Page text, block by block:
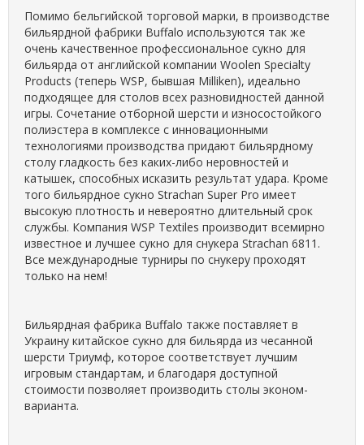
Помимо бельгийской торговой марки, в производстве
бильярдной фабрики Buffalo используются так же
очень качественное профессиональное сукно для
бильярда от английской компании Woolen Specialty
Products (теперь WSP, бывшая Milliken), идеально
подходящее для столов всех разновидностей данной
игры. Сочетание отборной шерсти и износостойкого
полиэстера в комплексе с инновационными
технологиями производства придают бильярдному
столу гладкость без каких-либо неровностей и
катышек, способных исказить результат удара. Кроме
того бильярдное сукно Strachan Super Pro имеет
высокую плотность и невероятно длительный срок
службы. Компания WSP Textiles производит всемирно
известное и лучшее сукно для снукера Strachan 6811.
Все международные турниры по снукеру проходят
только на нем!
Бильярдная фабрика Buffalo также поставляет в
Украину китайское сукно для бильярда из чесанной
шерсти Триумф, которое соответствует лучшим
игровым стандартам, и благодаря доступной
стоимости позволяет производить столы эконом-
варианта.